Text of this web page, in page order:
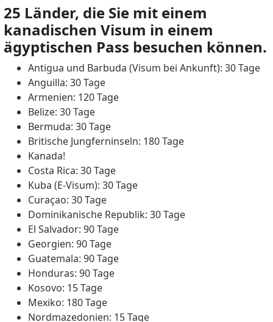
25 Länder, die Sie mit einem
kanadischen Visum in einem
ägyptischen Pass besuchen können.
Antigua und Barbuda (Visum bei Ankunft): 30 Tage
Anguilla: 30 Tage
Armenien: 120 Tage
Belize: 30 Tage
Bermuda: 30 Tage
Britische Jungferninseln: 180 Tage
Kanada!
Costa Rica: 30 Tage
Kuba (E-Visum): 30 Tage
Curaçao: 30 Tage
Dominikanische Republik: 30 Tage
El Salvador: 90 Tage
Georgien: 90 Tage
Guatemala: 90 Tage
Honduras: 90 Tage
Kosovo: 15 Tage
Mexiko: 180 Tage
Nordmazedonien: 15 Tage